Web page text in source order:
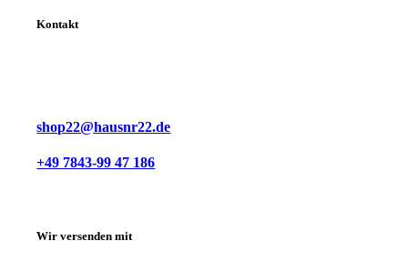
Kontakt
shop22@hausnr22.de
+49 7843-99 47 186
Wir versenden mit